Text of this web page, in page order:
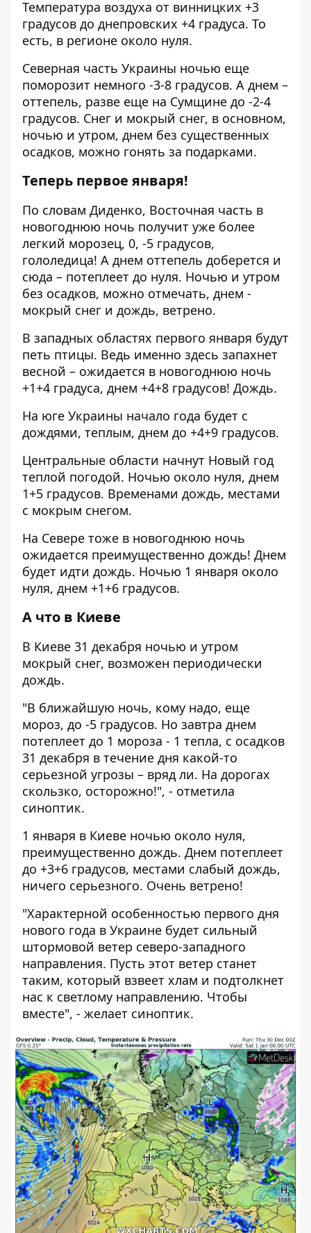
Температура воздуха от винницких +3
градусов до днепровских +4 градуса. То
есть, в регионе около нуля.
Северная часть Украины ночью еще
поморозит немного -3-8 градусов. А днем ​​–
оттепель, разве еще на Сумщине до -2-4
градусов. Снег и мокрый снег, в основном,
ночью и утром, днем ​​без существенных
осадков, можно гонять за подарками.
Теперь первое января!
По словам Диденко, Восточная часть в
новогоднюю ночь получит уже более
легкий морозец, 0, -5 градусов,
гололедица! А днем ​​оттепель доберется и
сюда – потеплеет до нуля. Ночью и утром
без осадков, можно отмечать, днем ​​-
мокрый снег и дождь, ветрено.
В западных областях первого января будут
петь птицы. Ведь именно здесь запахнет
весной – ожидается в новогоднюю ночь
+1+4 градуса, днем ​​+4+8 градусов! Дождь.
На юге Украины начало года будет с
дождями, теплым, днем ​​до +4+9 градусов.
Центральные области начнут Новый год
теплой погодой. Ночью около нуля, днем ​​
1+5 градусов. Временами дождь, местами
с мокрым снегом.
На Севере тоже в новогоднюю ночь
ожидается преимущественно дождь! Днем
будет идти дождь. Ночью 1 января около
нуля, днем ​​+1+6 градусов.
А что в Киеве
В Киеве 31 декабря ночью и утром
мокрый снег, возможен периодически
дождь.
"В ближайшую ночь, кому надо, еще
мороз, до -5 градусов. Но завтра днем ​​
потеплеет до 1 мороза - 1 тепла, с осадков
31 декабря в течение дня какой-то
серьезной угрозы – вряд ли. На дорогах
скользко, осторожно!", - отметила
синоптик.
1 января в Киеве ночью около нуля,
преимущественно дождь. Днем потеплеет
до +3+6 градусов, местами слабый дождь,
ничего серьезного. Очень ветрено!
"Характерной особенностью первого дня
нового года в Украине будет сильный
штормовой ветер северо-западного
направления. Пусть этот ветер станет
таким, который взвеет хлам и подтолкнет
нас к светлому направлению. Чтобы
вместе", - желает синоптик.